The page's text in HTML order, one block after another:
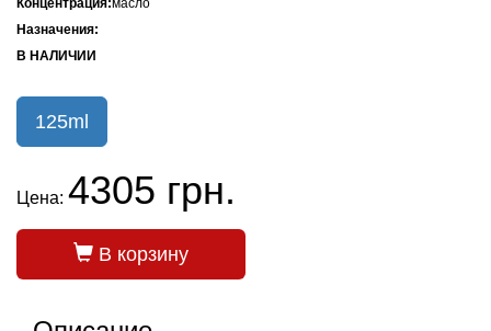
Концентрация:масло
Назначения:
В НАЛИЧИИ
125ml
Цена: 4305 грн.
В корзину